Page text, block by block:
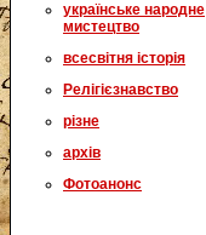
українське народне
мистецтво
всесвітня історія
Релігієзнавство
різне
архів
Фотоанонс